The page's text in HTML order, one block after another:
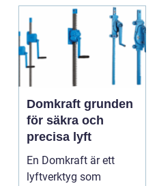
Domkraft grunden
för säkra och
precisa lyft
En Domkraft är ett
lyftverktyg som